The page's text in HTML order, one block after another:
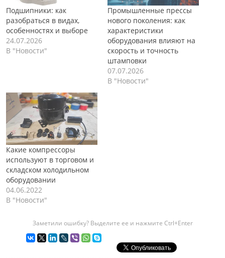
Подшипники: как
разобраться в видах,
особенностях и выборе
24.07.2026
В "Новости"
Промышленные прессы
нового поколения: как
характеристики
оборудования влияют на
скорость и точность
штамповки
07.07.2026
В "Новости"
Какие компрессоры
используют в торговом и
складском холодильном
оборудовании
04.06.2022
В "Новости"
Заметили ошибку? Выделите ее и нажмите Ctrl+Enter